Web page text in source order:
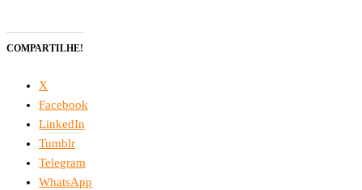
COMPARTILHE!
X
Facebook
LinkedIn
Tumblr
Telegram
WhatsApp